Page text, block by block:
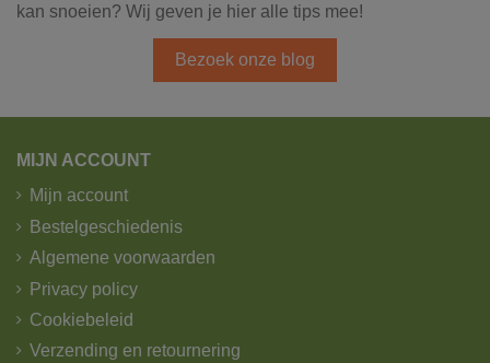
kan snoeien? Wij geven je hier alle tips mee!
Bezoek onze blog
MIJN ACCOUNT
Mijn account
Bestelgeschiedenis
Algemene voorwaarden
Privacy policy
Cookiebeleid
Verzending en retournering